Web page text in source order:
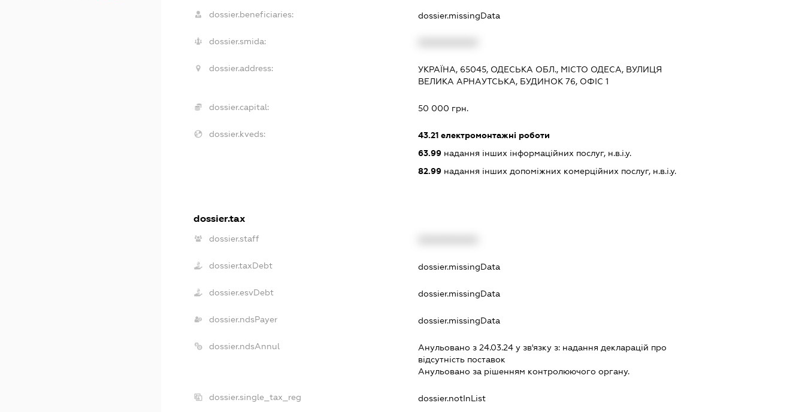
dossier.beneficiaries: dossier.missingData
dossier.smida:
dossier.address:
УКРАЇНА, 65045, ОДЕСЬКА ОБЛ., МІСТО ОДЕСА, ВУЛИЦЯ
ВЕЛИКА АРНАУТСЬКА, БУДИНОК 76, ОФІС 1
dossier.capital: 50 000 грн.
dossier.kveds: 43.21електромонтажні роботи
63.99надання інших інформаційних послуг, н.в.і.у.
82.99надання інших допоміжних комерційних послуг, н.в.і.у.
dossier.tax
dossier.staff
dossier.taxDebt dossier.missingData
dossier.esvDebt dossier.missingData
dossier.ndsPayer dossier.missingData
dossier.ndsAnnul Анульовано з 24.03.24 у зв'язку з: надання декларацiй про
вiдсутнiсть поставок
Анульовано за рiшенням контролюючого органу.
dossier.single_tax_reg dossier.notInList